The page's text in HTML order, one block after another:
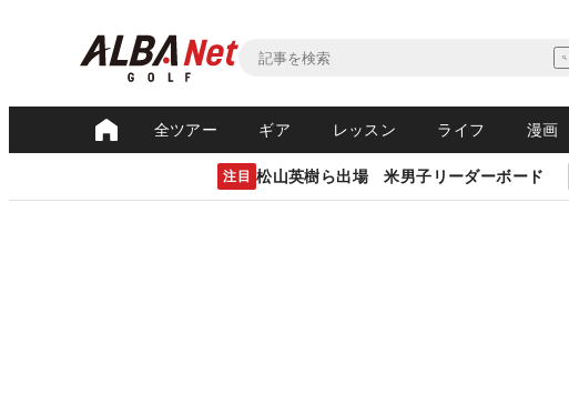
全ツアー ギア レッスン ライフ 漫画
注目 松山英樹ら出場 米男子リーダーボード